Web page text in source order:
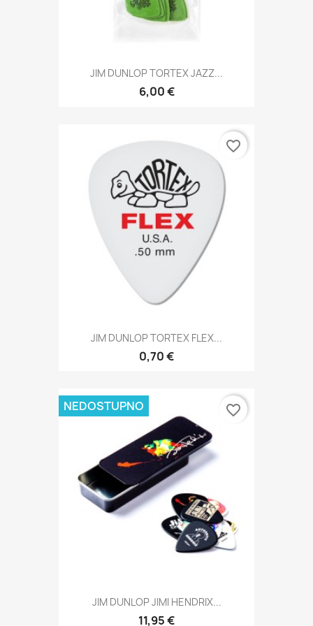
JIM DUNLOP TORTEX JAZZ...
6,00 €
JIM DUNLOP TORTEX FLEX...
0,70 €
favorite_border
JIM DUNLOP JIMI HENDRIX...
11,95 €
NEDOSTUPNO favorite_border